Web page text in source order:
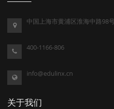
中国上海市黄浦区淮海中路98
400-1166-806
info@edulinx.cn
关于我们